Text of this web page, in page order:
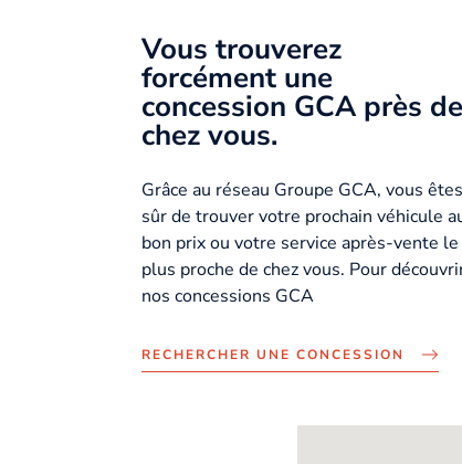
Vous trouverez
forcément une
concession GCA près de
chez vous.
Grâce au réseau Groupe GCA, vous êtes
sûr de trouver votre prochain véhicule
bon prix ou votre service après-vente le
plus proche de chez vous. Pour
nos concessions GCA
RECHERCHER UNE CONCESSION